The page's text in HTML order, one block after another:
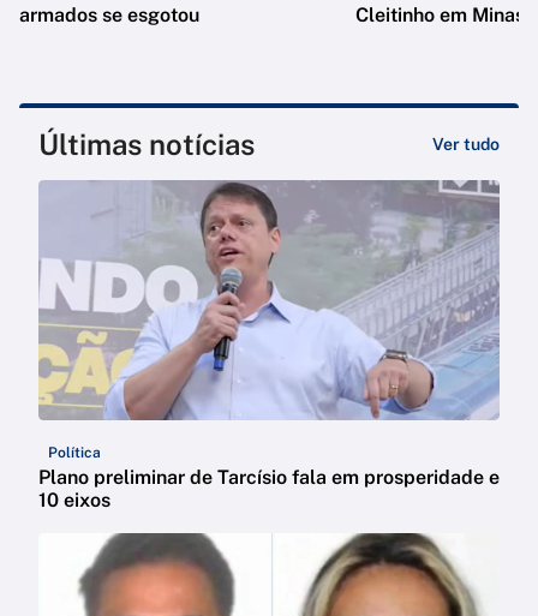
armados se esgotou
Cleitinho em Minas
Últimas notícias Ver tudo
Política
Plano preliminar de Tarcísio fala em prosperidade e
10 eixos